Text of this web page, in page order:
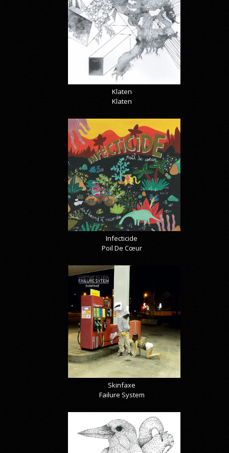
Klaten
Klaten
Infecticide
Poil De Cœur
Skinfaxe
Failure System